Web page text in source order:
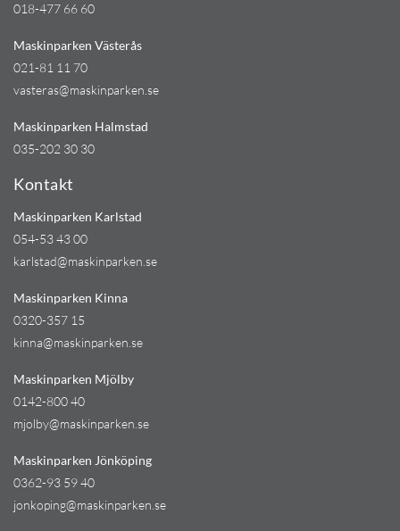
018-477 66 60
Maskinparken Västerås
021-81 11 70
vasteras@maskinparken.se
Maskinparken Halmstad
035-202 30 30
Kontakt
Maskinparken Karlstad
054-53 43 00
karlstad@maskinparken.se
Maskinparken Kinna
0320-357 15
kinna@maskinparken.se
Maskinparken Mjölby
0142-800 40
mjolby@maskinparken.se
Maskinparken Jönköping
0362-93 59 40
jonkoping@maskinparken.se